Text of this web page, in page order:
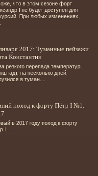
что в этом сезоне форт
I не будет доступен для
При любых изменениях,
2017: Туманные пейзажи
Константин
резкого перепада температур,
на несколько дней,
в туман....
поход к форту Пётр I №1:
в 2017 году поход к форту
I. ...